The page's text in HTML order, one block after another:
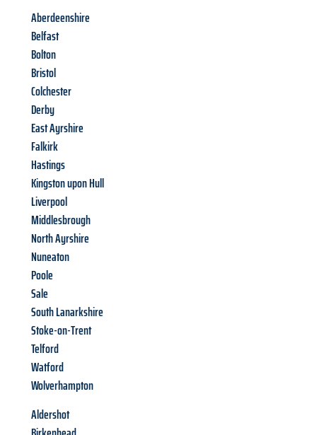
Aberdeenshire
Belfast
Bolton
Bristol
Colchester
Derby
East Ayrshire
Falkirk
Hastings
Kingston upon Hull
Liverpool
Middlesbrough
North Ayrshire
Nuneaton
Poole
Sale
South Lanarkshire
Stoke-on-Trent
Telford
Watford
Wolverhampton
Aldershot